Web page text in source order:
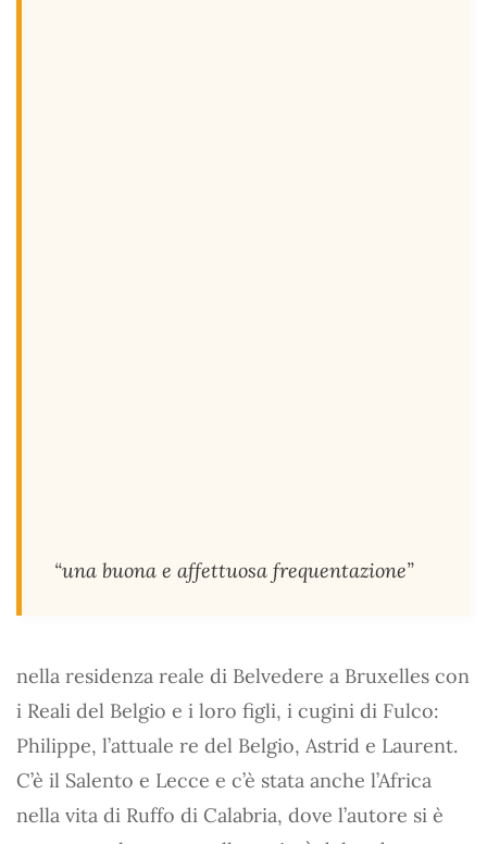
“una buona e affettuosa frequentazione”
nella residenza reale di Belvedere a Bruxelles con
i Reali del Belgio e i loro figli, i cugini di Fulco:
Philippe, l’attuale re del Belgio, Astrid e Laurent.
C’è il Salento e Lecce e c’è stata anche l’Africa
nella vita di Ruffo di Calabria, dove l’autore si è